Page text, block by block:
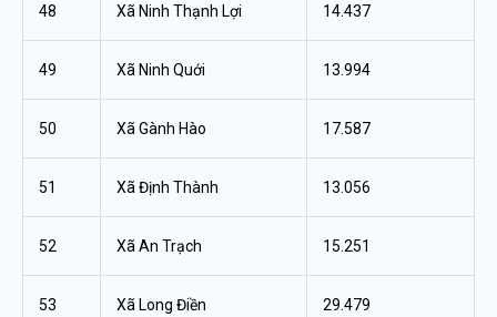
48 Xã Ninh Thạnh Lợi 14.437
49 Xã Ninh Quới 13.994
50 Xã Gành Hào 17.587
51 Xã Định Thành 13.056
52 Xã An Trạch 15.251
53 Xã Long Điền 29.479